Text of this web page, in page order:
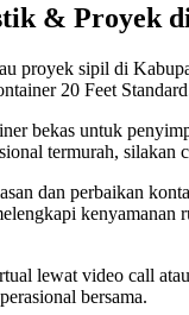
& Proyek
proyek sipil di
20 Feet
bekas untuk
termurah, silakan
dan perbaikan
lewat video call
bersama.